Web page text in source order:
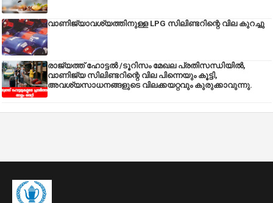
വാണിജ്യാവശ്യത്തിനുള്ള LPG സിലിണ്ടറിന്റെ വില കുറച്ചു
രാജ്യത്ത് ഹോട്ടൽ /ടൂറിസം മേഖല പ്രതിസന്ധിയിൽ,
വാണിജ്യ സിലിണ്ടറിന്റെ വില പിന്നെയും കൂട്ടി,
അവശ്യസാധനങ്ങളുടെ വിലക്കയറ്റവും കുരുക്കാവുന്നു.